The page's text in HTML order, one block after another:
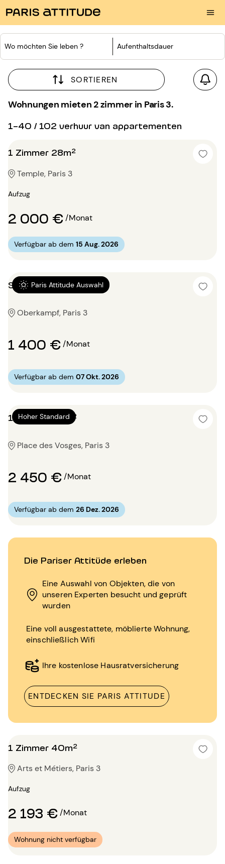
Wo möchten Sie leben ? Aufenthaltsdauer
SORTIEREN
Wohnungen mieten 2 zimmer in Paris 3.
1-40 / 102 verhuur van appartementen
Die Pariser Attitüde erleben
Eine Auswahl von Objekten, die von
unseren Experten besucht und geprüft
wurden
Eine voll ausgestattete, möblierte Wohnung,
einschließlich Wifi
Ihre kostenlose Hausratversicherung
ENTDECKEN SIE PARIS ATTITUDE
1 Zimmer 28m²
Temple, Paris 3
Aufzug
2 000 €/Monat
Verfügbar ab dem 15 Aug. 2026
Paris Attitude Auswahl
Studio 27m²
Oberkampf, Paris 3
1 400 €/Monat
Verfügbar ab dem 07 Okt. 2026
Hoher Standard
1 Zimmer 60m²
Place des Vosges, Paris 3
2 450 €/Monat
Verfügbar ab dem 26 Dez. 2026
1 Zimmer 40m²
Arts et Métiers, Paris 3
Aufzug
2 193 €/Monat
Wohnung nicht verfügbar